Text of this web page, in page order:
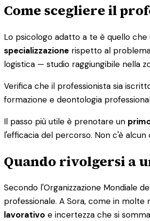
Come scegliere il
Lo psicologo adatto a te è quello
specializzazione rispetto al
logistica — studio raggiungibile nella
Verifica che il professionista sia
formazione e deontologia
Il passo più utile è prenotare un
l'efficacia del percorso. Non c'è
Quando rivolgersi a
Secondo l'Organizzazione Mondiale
professionale. A Sora, come in molte
lavorativo e incertezza che si